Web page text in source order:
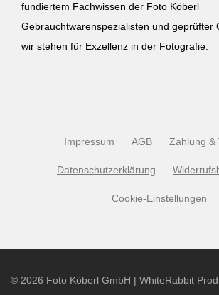
fundiertem Fachwissen der Foto Köberl
Gebrauchtwarenspezialisten und geprüfter
wir stehen für Exzellenz in der Fotografie.
Impressum AGB Zahlung &
Datenschutzerklärung
Cookie-Einstellungen
© 2026 Foto Köberl GmbH | WhiteRabbit